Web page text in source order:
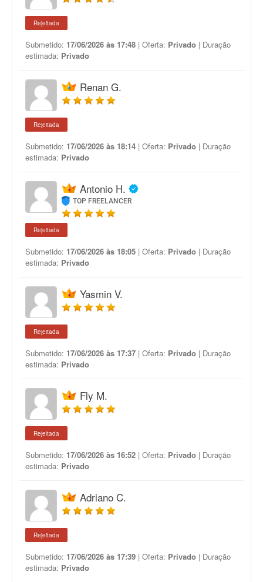
Rejeitada
Submetido: 17/06/2026 às 17:48 | Oferta: Privado | Duração
estimada: Privado
Renan G.
Rejeitada
Submetido: 17/06/2026 às 18:14 | Oferta: Privado | Duração
estimada: Privado
Antonio H.
TOP FREELANCER
Rejeitada
Submetido: 17/06/2026 às 18:05 | Oferta: Privado | Duração
estimada: Privado
Yasmin V.
Rejeitada
Submetido: 17/06/2026 às 17:37 | Oferta: Privado | Duração
estimada: Privado
Fly M.
Rejeitada
Submetido: 17/06/2026 às 16:52 | Oferta: Privado | Duração
estimada: Privado
Adriano C.
Rejeitada
Submetido: 17/06/2026 às 17:39 | Oferta: Privado | Duração
estimada: Privado